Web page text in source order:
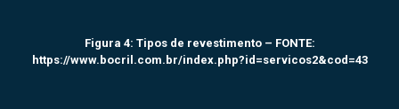
Figura 4: Tipos de revestimento – FONTE:
https://www.bocril.com.br/index.php?id=servicos2&cod=43